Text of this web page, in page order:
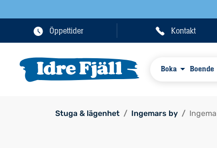
Öppettider Kontakt
Boka Boende
Stuga & lägenhet Ingemars by